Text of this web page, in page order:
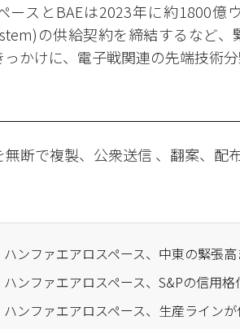
ースとBAEは2023年に約1800億
の供給契約を締結するなど
かけに、電子戦関連の先端技術
断で複製、公衆送信 、翻案、配
ハンファエアロスペース、S&Pの信用
ハンファエアロスペース、生産ライン